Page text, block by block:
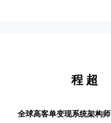
程 超
全球高客单变现系统架构师